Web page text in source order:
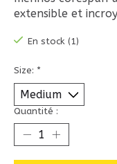
extensible et
En stock (1)
Size: *
Quantité :